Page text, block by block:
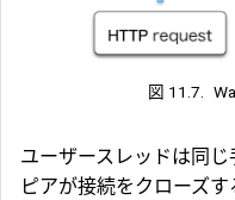
図 11.7.
ユーザースレッドは同じ
ピアが接続をクローズ